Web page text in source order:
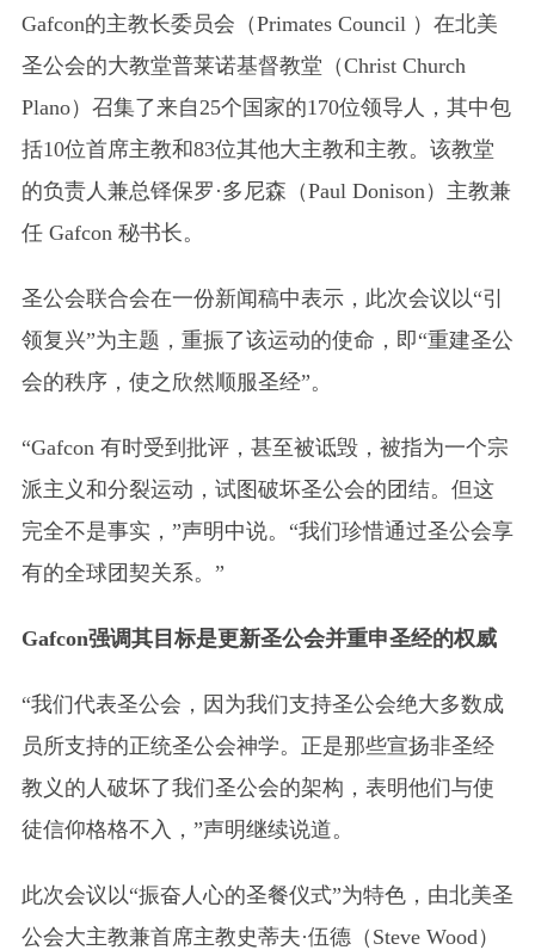
Gafcon的主教长委员会（Primates Council ）在北美
圣公会的大教堂普莱诺基督教堂（Christ Church
Plano）召集了来自25个国家的170位领导人，其中包
括10位首席主教和83位其他大主教和主教。该教堂
的负责人兼总铎保罗·多尼森（Paul Donison）主教兼
任 Gafcon 秘书长。
圣公会联合会在一份新闻稿中表示，此次会议以“引
领复兴”为主题，重振了该运动的使命，即“重建圣公
会的秩序，使之欣然顺服圣经”。
“Gafcon 有时受到批评，甚至被诋毁，被指为一个宗
派主义和分裂运动，试图破坏圣公会的团结。但这
完全不是事实，”声明中说。“我们珍惜通过圣公会享
有的全球团契关系。”
Gafcon强调其目标是更新圣公会并重申圣经的权威
“我们代表圣公会，因为我们支持圣公会绝大多数成
员所支持的正统圣公会神学。正是那些宣扬非圣经
教义的人破坏了我们圣公会的架构，表明他们与使
徒信仰格格不入，”声明继续说道。
此次会议以“振奋人心的圣餐仪式”为特色，由北美圣
公会大主教兼首席主教史蒂夫·伍德（Steve Wood）